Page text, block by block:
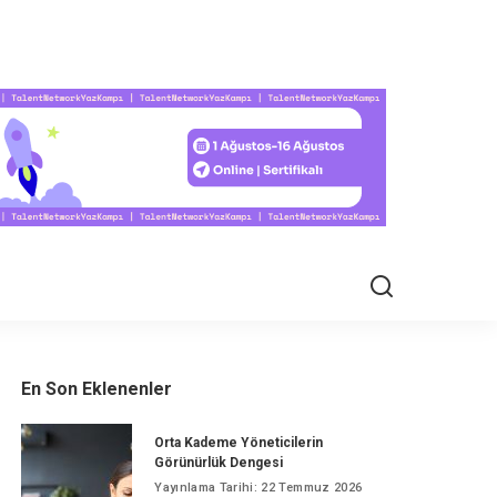
HAYAT
En Son Eklenenler
Orta Kademe Yöneticilerin
Görünürlük Dengesi
Yayınlama Tarihi: 22 Temmuz 2026